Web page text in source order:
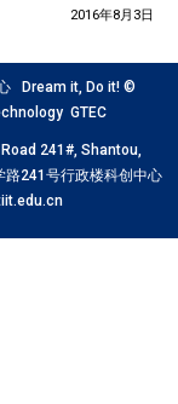
2016年8月3日
Dream it, Do it! ©
GTEC
241#, Shantou,
241号行政楼科创中心